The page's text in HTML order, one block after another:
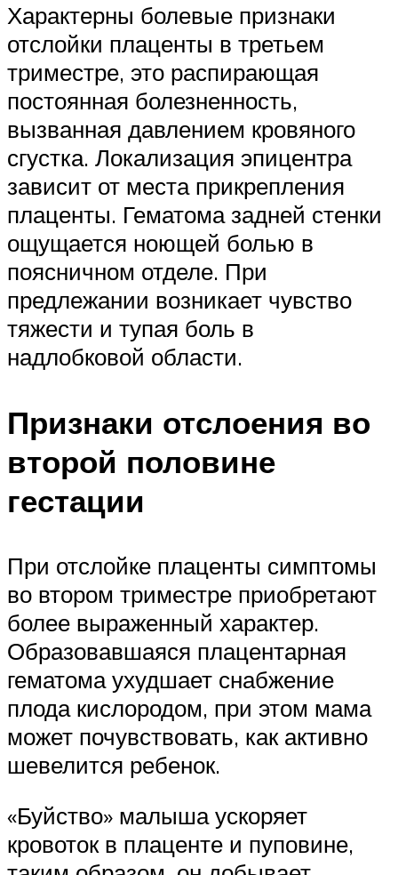
Характерны болевые признаки
отслойки плаценты в третьем
триместре, это распирающая
постоянная болезненность,
вызванная давлением кровяного
сгустка. Локализация эпицентра
зависит от места прикрепления
плаценты. Гематома задней стенки
ощущается ноющей болью в
поясничном отделе. При
предлежании возникает чувство
тяжести и тупая боль в
надлобковой области.
Признаки отслоения во
второй половине
гестации
При отслойке плаценты симптомы
во втором триместре приобретают
более выраженный характер.
Образовавшаяся плацентарная
гематома ухудшает снабжение
плода кислородом, при этом мама
может почувствовать, как активно
шевелится ребенок.
«Буйство» малыша ускоряет
кровоток в плаценте и пуповине,